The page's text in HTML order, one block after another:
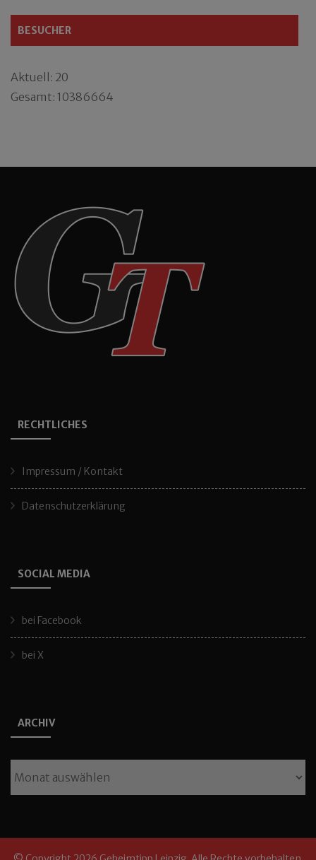
BESUCHER
Aktuell: 20
Gesamt: 10386664
RECHTLICHES
Impressum / Kontakt
Datenschutzerklärung
SOCIAL MEDIA
bei Facebook
bei X
ARCHIV